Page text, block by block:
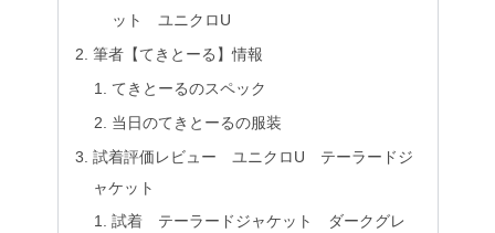
ット ユニクロU
筆者【てきとーる】情報
てきとーるのスペック
当日のてきとーるの服装
試着評価レビュー ユニクロU テーラードジ
ャケット
試着 テーラードジャケット ダークグレ